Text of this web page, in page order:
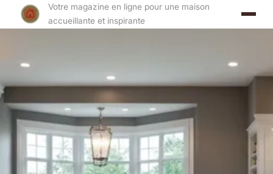
Votre magazine en ligne pour une maison
accueillante et inspirante